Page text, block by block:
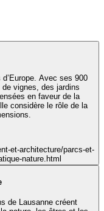
Avec ses 900
vignes, des jardins
en faveur de la
considère le rôle de la
et-architecture/parcs-et-
nature.html
de Lausanne créent